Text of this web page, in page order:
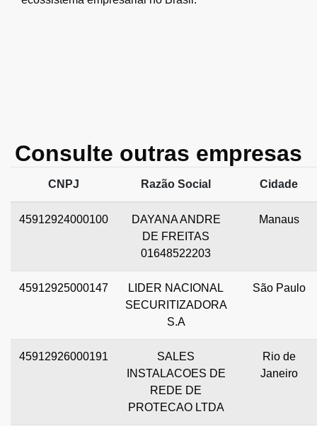
Consulte outras empresas
CNPJ Razão Social Cidade
45912924000100
DAYANA ANDRE
DE FREITAS
01648522203
Manaus
45912925000147
LIDER NACIONAL
SECURITIZADORA
S.A
São Paulo
45912926000191
SALES
INSTALACOES DE
REDE DE
PROTECAO LTDA
Rio de
Janeiro